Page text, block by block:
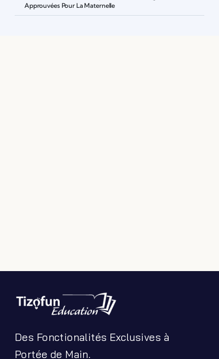
Approuvées Pour La Maternelle
Des Fonctionalités Exclusives à
Portée de Main.